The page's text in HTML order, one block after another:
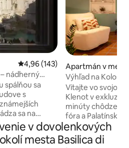
Priemerné ohodnotenie 4,96 z
4,96 (143)
nádherný
spálňou sa
s
sa na
sa pochváliť
ktorá je
Apartmán v
Výhľad na
očarujúci
Vitajte vo svojom
Klenot v
minúty chôdze
fóra a
očarujúci
odhalenými
dizajnovým
v dovolenkových
mesta Basilica di